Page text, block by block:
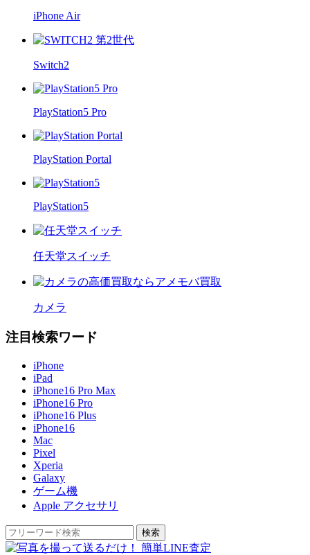
iPhone Air
Switch2
PlayStation5 Pro
PlayStation Portal
PlayStation5
任天堂スイッチ
カメラ
注目検索ワード
iPhone
iPad
iPhone16 Pro Max
iPhone16 Pro
iPhone16 Plus
iPhone16
Mac
Pixel
Xperia
Galaxy
ゲーム機
Apple アクセサリ
検索